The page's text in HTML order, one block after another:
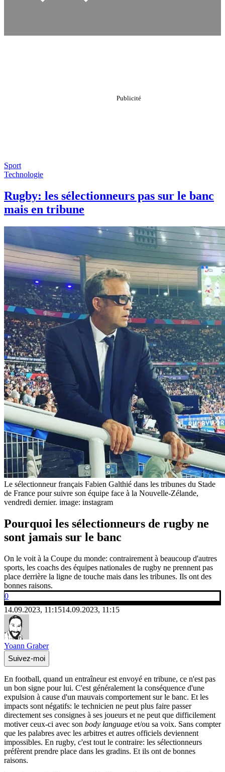
Sport
Technologie
Rugby: les sélectionneurs pas sur le banc
mais en tribune
Le sélectionneur français Fabien Galthié dans les tribunes du Stade
de France pour suivre son équipe face à la Nouvelle-Zélande,
vendredi dernier. image: instagram
Pourquoi les sélectionneurs de rugby ne
sont jamais sur le banc
On le voit à la Coupe du monde: contrairement à beaucoup d'autres
sports, les coachs des équipes nationales de rugby ne prennent pas
place derrière la ligne de touche mais dans les tribunes. Ils ont des
bonnes raisons.
0
14.09.2023, 11:1514.09.2023, 11:15
Yoann Graber
Suivez-moi
En football, quand un entraîneur est envoyé en tribune, ce n'est pas
un bon signe pour lui. C'est généralement la conséquence d'une
expulsion à cause d'un mauvais comportement sur le banc. Et les
impacts sont négatifs: le technicien ne peut plus faire passer
directement ses consignes à ses joueurs et ne peut que difficilement
motiver ceux-ci avec son body language et/ou sa voix. Sans compter
que les palabres avec les arbitres et autres officiels deviennent
impossibles. En rugby, c'est tout le contraire: les sélectionneurs
préfèrent prendre place dans les gradins. Et ils ont de bonnes
raisons.